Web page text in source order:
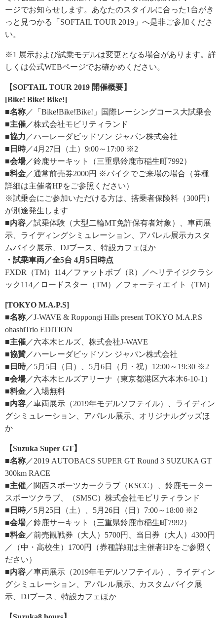
ージでお知らせします。あなたのスタイルに合った1台がき
っと見つかる「SOFTAIL TOUR 2019」へ是非ご参加くださ
い。
※1 展示および試乗モデルは変更となる場合があります。詳
しくは公式WEBページでお確かめください。
【SOFTAIL TOUR 2019 開催概要】
[Bike! Bike! Bike!]
■名称 ／「Bike!Bike!Bike!」国際レーシングコース大試乗会
■主催 ／株式会社モビリティランド
■協力 ／ハーレーダビッドソン ジャパン株式会社
■日時／4月27日（土）9:00～17:00 ※2
■会場／鈴鹿サーキット（三重県鈴鹿市稲生町7992）
■料金 ／通常前売券2000円 ※バイクでご来場の場合（券種
詳細は主催者HPをご参照ください）
※試乗会にご参加いただける方は、搭乗者保険料（300円）
が別途発生します
■内容 ／試乗体験（大型二輪MT免許保有者対象）、車両展
示、ライディングシミュレーション、アパレル展示カスタ
ムバイク展示、DJブース、特設カフェほか
・試乗車両／全5台 4月5日時点
FXDR（TM）114／ファットボブ（R）／ヘリテイジクラシ
ック114／ロードスター（TM）／フォーティエイト（TM）
[TOKYO M.A.P.S]
■名称 ／J-WAVE & Roppongi Hills present TOKYO M.A.P.S
ohashiTrio EDITION
■主催 ／六本木ヒルズ、株式会社J-WAVE
■協賛 ／ハーレーダビッドソン ジャパン株式会社
■日時／5月5日（日）、5月6日（月・祝）12:00～19:30 ※2
■会場／六本木ヒルズアリーナ（東京都港区六本木6-10-1）
■料金 ／入場無料
■内容 ／車両展示（2019年モデルソフテイル）、ライディン
グシミュレーション、アパレル展示、オリジナルグッズほ
か
【Suzuka Super GT】
■名称 ／2019 AUTOBACS SUPER GT Round 3 SUZUKA GT
300km RACE
■主催 ／関西スポーツカークラブ（KSCC）、鈴鹿モーター
スポーツクラブ、（SMSC）株式会社モビリティランド
■日時／5月25日（土）、5月26日（日）7:00～18:00 ※2
■会場／鈴鹿サーキット（三重県鈴鹿市稲生町7992）
■料金 ／前売観戦券（大人）5700円、当日券（大人）4300円
／（中・高校生）1700円（券種詳細は主催者HPをご参照く
ださい）
■内容 ／車両展示（2019年モデルソフテイル）、ライディン
グシミュレーション、アパレル展示、カスタムバイク展
示、DJブース、特設カフェほか